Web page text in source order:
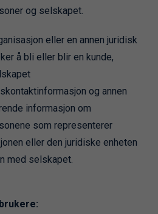
og selskapet.
eller en annen juridisk
å bli eller blir en kunde,
og annen
informasjon om
som representerer
eller den juridiske enheten
med selskapet.